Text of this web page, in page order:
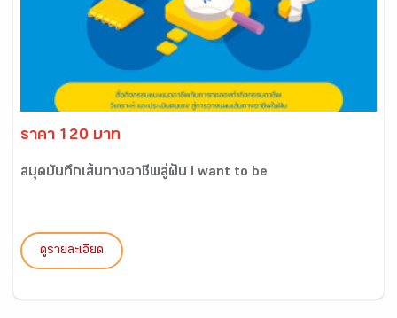
ราคา 120 บาท
สมุดบันทึกเส้นทางอาชีพสู่ฝัน I want to be
ดูรายละเอียด